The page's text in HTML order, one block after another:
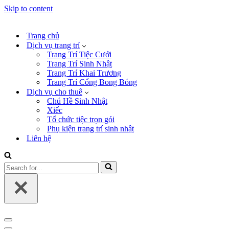
Skip to content
Trang chủ
Dịch vụ trang trí
Trang Trí Tiệc Cưới
Trang Trí Sinh Nhật
Trang Trí Khai Trương
Trang Trí Cổng Bong Bóng
Dịch vụ cho thuê
Chú Hề Sinh Nhật
Xiếc
Tổ chức tiệc trọn gói
Phụ kiện trang trí sinh nhật
Liên hệ
Search
for...
Navigation